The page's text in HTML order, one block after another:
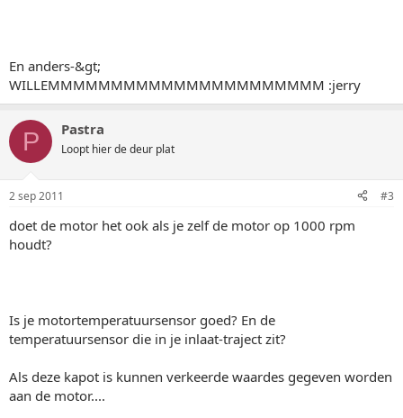
En anders-&gt;
WILLEMMMMMMMMMMMMMMMMMMMMMM :jerry
P Pastra
Loopt hier de deur plat
2 sep 2011 #3
doet de motor het ook als je zelf de motor op 1000 rpm
houdt?
Is je motortemperatuursensor goed? En de
temperatuursensor die in je inlaat-traject zit?
Als deze kapot is kunnen verkeerde waardes gegeven worden
aan de motor....